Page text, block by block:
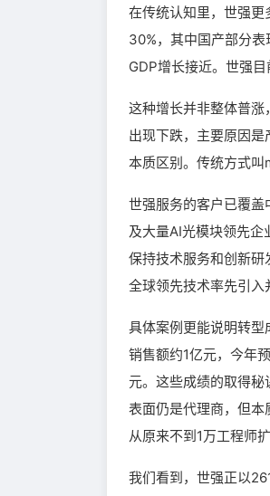
在传统认知里，世强
30%，其中国产部分
GDP增长接近。世强
这种增长并非整体普
出现下跌，主要原因
本质区别。传统方式叫
世强服务的客户已覆
及大量AI光模块领先
保持技术服务和创新
全球领先技术率先引入
具体案例更能说明转
销售额约1亿元，今年
元。这些成绩的取得
表面仍是代理商，但
从原来不到1万工程师
我们看到，世强正以